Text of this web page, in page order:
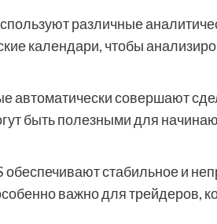
различные
календари, чтобы
автоматически совершают
быть полезными для
обеспечивают стабильное и
важно для трейдеров,